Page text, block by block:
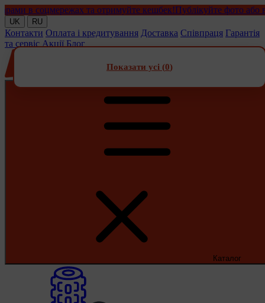
в соцмережах та отримуйте кешбек!Публікуйте фото або
UK RU
Контакти Оплата і кредитування Доставка Співпраця Гарантія
та сервіс Акції Блог
Каталог
Показати усі (0)